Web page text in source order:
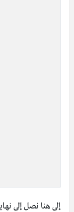
إلى هنا نصل إلى